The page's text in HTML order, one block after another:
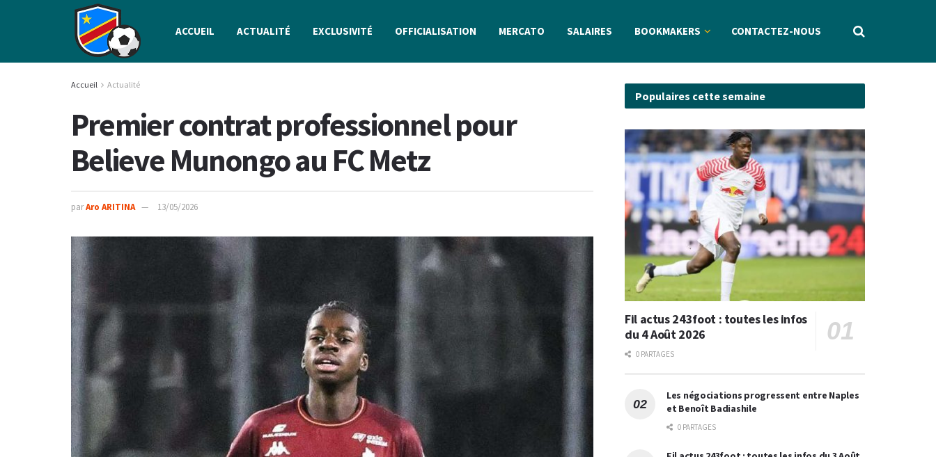
ACCUEIL ACTUALITÉ EXCLUSIVITÉ OFFICIALISATION MERCATO SALAIRES BOOKMAKERS CONTACTEZ-NOUS
Accueil Actualité
Premier contrat professionnel pour
Believe Munongo au FC Metz
parAro ARITINA 13/05/2026
Populaires cette semaine
Fil actus 243foot : toutes les infos
du 4 Août 2026
0 PARTAGES
Les négociations progressent entre Naples
et Benoît Badiashile
0 PARTAGES